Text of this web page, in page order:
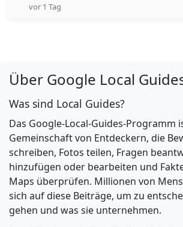
vor 1 Tag
Über Google Local
Was sind Local Guides?
Das Google-Local-Guides-Programm
Gemeinschaft von Entdeckern, die
schreiben, Fotos teilen, Fragen
hinzufügen oder bearbeiten und
Maps überprüfen. Millionen von
sich auf diese Beiträge, um zu
gehen und was sie unternehmen.